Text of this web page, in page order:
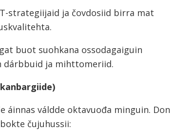
strategiijaid ja čovdosiid birra mat
buot suohkana ossodagaiguin
dárbbuid ja mihttomeriid.
áinnas váldde oktavuođa minguin. Don
čujuhussii: